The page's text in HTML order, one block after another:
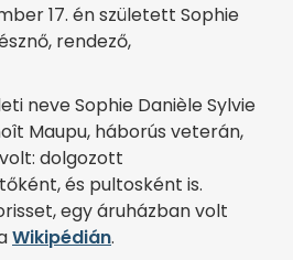
17. én született Sophie
rendező,
neve Sophie Danièle Sylvie
Maupu, háborús veterán,
dolgozott
és pultosként is.
egy áruházban volt
Wikipédián.